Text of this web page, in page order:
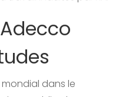
dans le